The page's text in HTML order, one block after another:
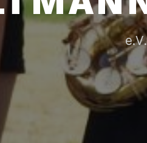
e.V.